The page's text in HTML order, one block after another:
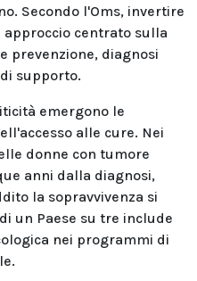
Secondo l'Oms, invertire
centrato sulla
prevenzione, diagnosi
supporto.
emergono le
alle cure. Nei
donne con tumore
anni dalla diagnosi,
la sopravvivenza si
un Paese su tre include
nei programmi di